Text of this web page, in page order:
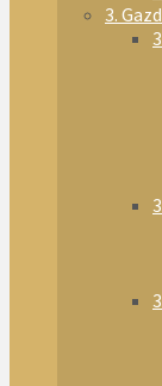
3.